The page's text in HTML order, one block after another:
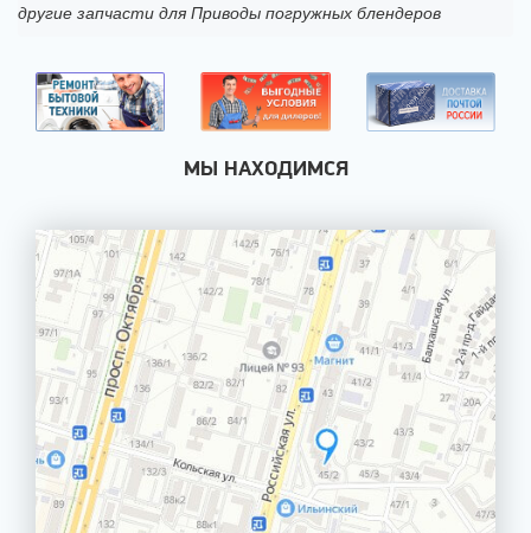
другие запчасти для Приводы погружных блендеров
МЫ НАХОДИМСЯ